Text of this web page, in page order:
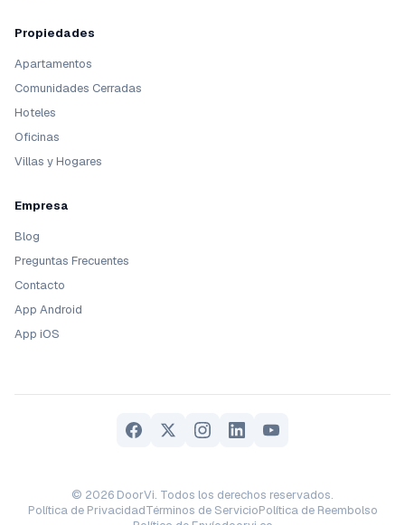
Propiedades
Apartamentos
Comunidades Cerradas
Hoteles
Oficinas
Villas y Hogares
Empresa
Blog
Preguntas Frecuentes
Contacto
App Android
App iOS
© 2026 DoorVi. Todos los derechos reservados.
Política de PrivacidadTérminos de ServicioPolítica de Reembolso